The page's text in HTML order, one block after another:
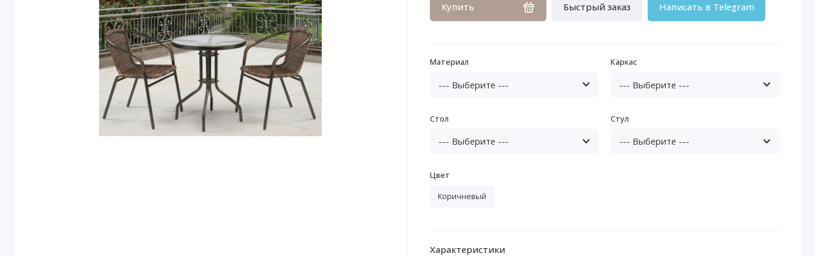
Купить Быстрый заказ Написать в Telegram
Материал Каркас
Стол Стул
Цвет
Коричневый
Характеристики